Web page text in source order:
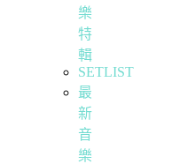
樂
特
輯
SETLIST
最
新
音
樂